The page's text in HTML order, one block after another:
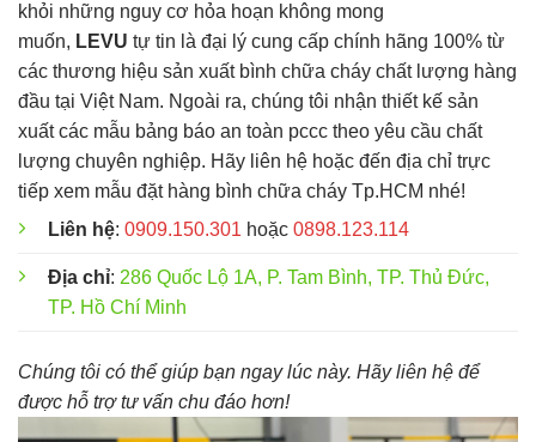
khỏi những nguy cơ hỏa hoạn không mong
muốn, LEVU tự tin là đại lý cung cấp chính hãng 100% từ
các thương hiệu sản xuất bình chữa cháy chất lượng hàng
đầu tại Việt Nam. Ngoài ra, chúng tôi nhận thiết kế sản
xuất các mẫu bảng báo an toàn pccc theo yêu cầu chất
lượng chuyên nghiệp. Hãy liên hệ hoặc đến địa chỉ trực
tiếp xem mẫu đặt hàng bình chữa cháy Tp.HCM nhé!
Liên hệ: 0909.150.301 hoặc 0898.123.114
Địa chỉ: 286 Quốc Lộ 1A, P. Tam Bình, TP. Thủ Đức,
TP. Hồ Chí Minh
Chúng tôi có thể giúp bạn ngay lúc này. Hãy liên hệ để
được hỗ trợ tư vấn chu đáo hơn!